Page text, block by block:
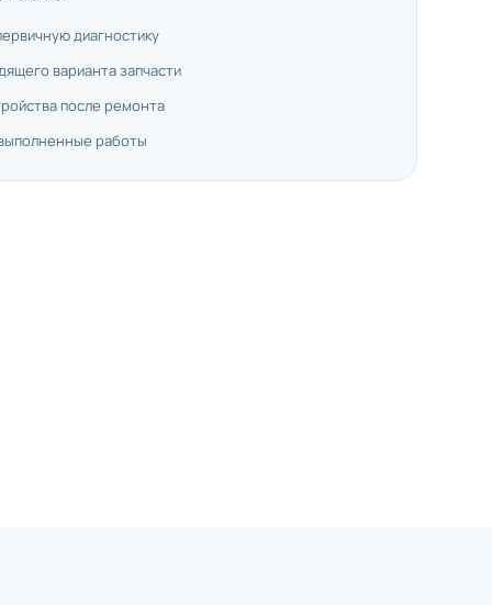
диагностику
варианта запчасти
после ремонта
работы